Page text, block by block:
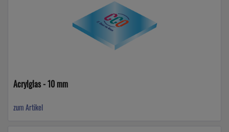
Acrylglas - 10 mm
zum Artikel